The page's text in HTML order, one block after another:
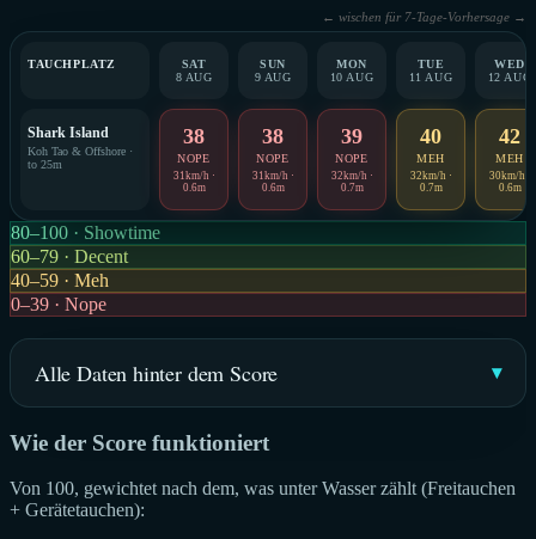
← wischen für 7-Tage-Vorhersage →
TAUCHPLATZ
SAT
8 AUG
SUN
9 AUG
MON
10 AUG
TUE
11 AUG
WED
12 AUG
Shark Island
Koh Tao & Offshore ·
to 25m
38
NOPE
31km/h ·
0.6m
38
NOPE
31km/h ·
0.6m
39
NOPE
32km/h ·
0.7m
40
MEH
32km/h ·
0.7m
42
MEH
30km/h ·
0.6m
80–100 · Showtime
60–79 · Decent
40–59 · Meh
0–39 · Nope
Alle Daten hinter dem Score
Wie der Score funktioniert
Von 100, gewichtet nach dem, was unter Wasser zählt (Freitauchen
+ Gerätetauchen):